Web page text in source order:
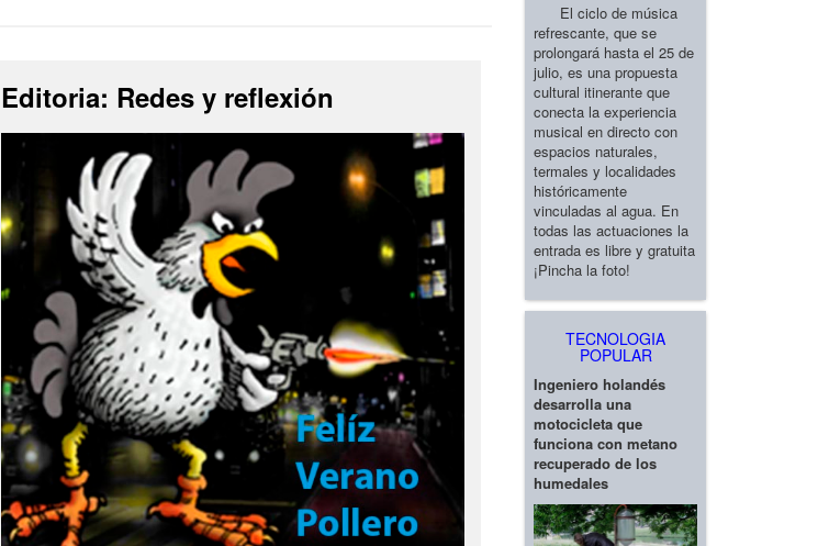
Editoria: Redes y reflexión
El ciclo de música
refrescante, que se
prolongará hasta el 25 de
julio, es una propuesta
cultural itinerante que
conecta la experiencia
musical en directo con
espacios naturales,
termales y localidades
históricamente
vinculadas al agua. En
todas las actuaciones la
entrada es libre y gratuita
¡Pincha la foto!
TECNOLOGIA
POPULAR
Ingeniero holandés
desarrolla una
motocicleta que
funciona con metano
recuperado de los
humedales